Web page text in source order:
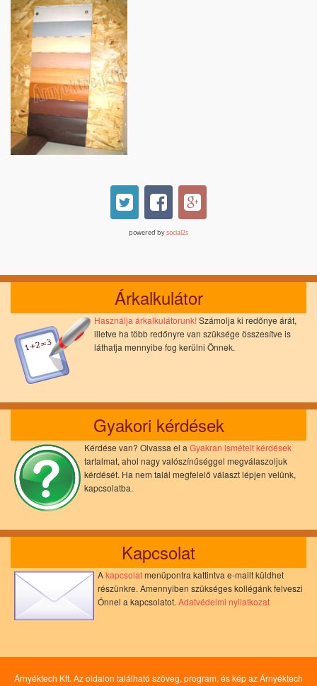
powered bysocial2s
Árkalkulátor
Használja árkalkulátorunk! Számolja ki redőnye árát,
illetve ha több redőnyre van szüksége összesítve is
láthatja mennyibe fog kerülni Önnek.
Gyakori kérdések
Kérdése van? Olvassa el a Gyakran ismételt kérdések
tartalmat, ahol nagy valószínűséggel megválaszoljuk
kérdését. Ha nem talál megfelelő választ lépjen velünk,
kapcsolatba.
Kapcsolat
Akapcsolatmenüpontra kattintva e-mailt küldhet
részünkre. Amennyiben szükséges kollégánk felveszi
Önnel a kapcsolatot. Adatvédelmi nyilatkozat
Árnyéktech Kft. Az oldalon található szöveg, program, és kép az Árnyéktech